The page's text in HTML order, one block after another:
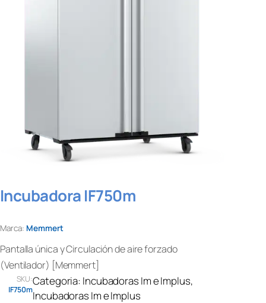
Incubadora IF750m
Marca: Memmert
Pantalla única y Circulación de aire forzado
(Ventilador) [Memmert]
SKU:
IF750m
Categoria: Incubadoras Im e Implus
Incubadoras Im e Implus